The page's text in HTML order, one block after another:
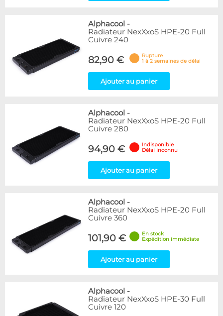
Alphacool -
Radiateur NexXxoS HPE-20 Full
Cuivre 240
82,90 €
Rupture
1 à 2 semaines de délai
Ajouter au panier
Alphacool -
Radiateur NexXxoS HPE-20 Full
Cuivre 280
94,90 €
Indisponible
Délai inconnu
Ajouter au panier
Alphacool -
Radiateur NexXxoS HPE-20 Full
Cuivre 360
101,90 €
En stock
Expédition immédiate
Ajouter au panier
Alphacool -
Radiateur NexXxoS HPE-30 Full
Cuivre 120